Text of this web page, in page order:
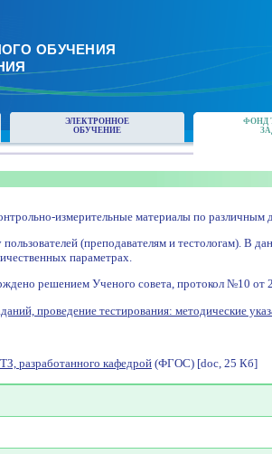
ОБУЧЕНИЯ
ЭЛЕКТРОННОЕ
ОБУЧЕНИЕ
ФОНД
измерительные материалы по различным
(преподавателям и тестологам). В
параметрах.
решением Ученого совета, протокол №10 от
проведение тестирования: методические
разработанного кафедрой(ФГОС) [doc, 25 Кб]